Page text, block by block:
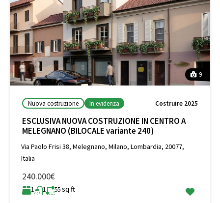
9
Nuova costruzione In evidenza Costruire 2025
ESCLUSIVA NUOVA COSTRUZIONE IN CENTRO A
MELEGNANO (BILOCALE variante 240)
Via Paolo Frisi 38, Melegnano, Milano, Lombardia, 20077,
Italia
240.000€
1 1 55sq ft